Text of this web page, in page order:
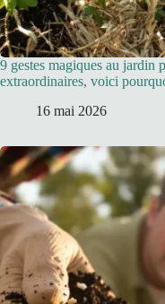
9 gestes magiques au jardin
extraordinaires, voici
16 mai 2026